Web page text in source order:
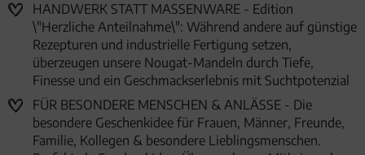
HANDWERK STATT MASSENWARE - Edition
\"Herzliche Anteilnahme\": Während andere auf günstige
Rezepturen und industrielle Fertigung setzen,
überzeugen unsere Nougat-Mandeln durch Tiefe,
Finesse und ein Geschmackserlebnis mit Suchtpotenzial
FÜR BESONDERE MENSCHEN & ANLÄSSE - Die
besondere Geschenkidee für Frauen, Männer, Freunde,
Familie, Kollegen & besondere Lieblingsmenschen.